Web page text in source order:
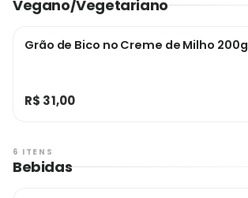
Vegano/Vegetariano
Grão de Bico no Creme de Milho 200g
R$ 31,00
6 ITENS
Bebidas